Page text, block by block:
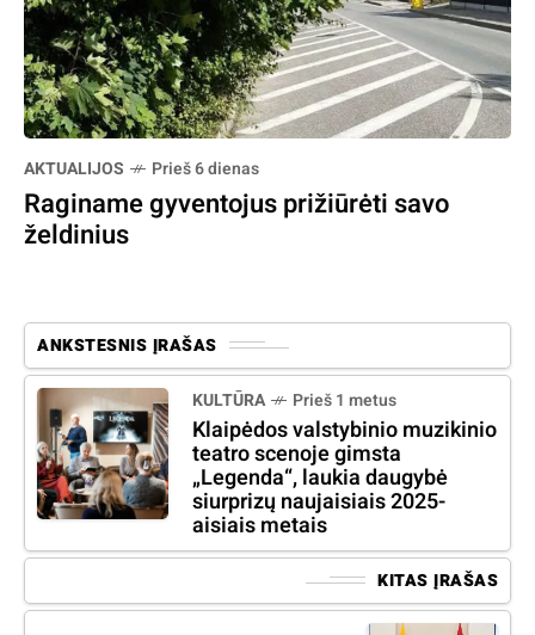
AKTUALIJOS Prieš 6 dienas
Raginame gyventojus prižiūrėti savo
želdinius
ANKSTESNIS ĮRAŠAS
KULTŪRA Prieš 1 metus
Klaipėdos valstybinio muzikinio
teatro scenoje gimsta
„Legenda“, laukia daugybė
siurprizų naujaisiais 2025-
aisiais metais
KITAS ĮRAŠAS